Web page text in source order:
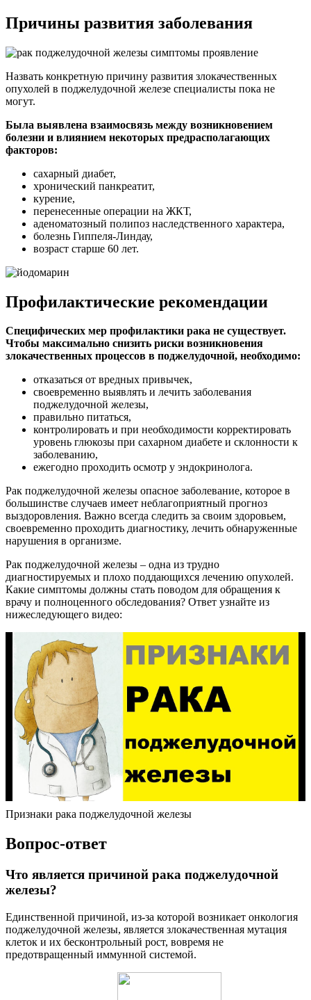
Причины развития заболевания
Назвать конкретную причину развития злокачественных
опухолей в поджелудочной железе специалисты пока не
могут.
Была выявлена взаимосвязь между возникновением
болезни и влиянием некоторых предрасполагающих
факторов:
сахарный диабет,
хронический панкреатит,
курение,
перенесенные операции на ЖКТ,
аденоматозный полипоз наследственного характера,
болезнь Гиппеля-Линдау,
возраст старше 60 лет.
Профилактические рекомендации
Специфических мер профилактики рака не существует.
Чтобы максимально снизить риски возникновения
злокачественных процессов в поджелудочной, необходимо:
отказаться от вредных привычек,
своевременно выявлять и лечить заболевания
поджелудочной железы,
правильно питаться,
контролировать и при необходимости корректировать
уровень глюкозы при сахарном диабете и склонности к
заболеванию,
ежегодно проходить осмотр у эндокринолога.
Рак поджелудочной железы опасное заболевание, которое в
большинстве случаев имеет неблагоприятный прогноз
выздоровления. Важно всегда следить за своим здоровьем,
своевременно проходить диагностику, лечить обнаруженные
нарушения в организме.
Рак поджелудочной железы – одна из трудно
диагностируемых и плохо поддающихся лечению опухолей.
Какие симптомы должны стать поводом для обращения к
врачу и полноценного обследования? Ответ узнайте из
нижеследующего видео:
Признаки рака поджелудочной железы
Вопрос-ответ
Что является причиной рака поджелудочной
железы?
Единственной причиной, из-за которой возникает онкология
поджелудочной железы, является злокачественная мутация
клеток и их бесконтрольный рост, вовремя не
предотвращенный иммунной системой.